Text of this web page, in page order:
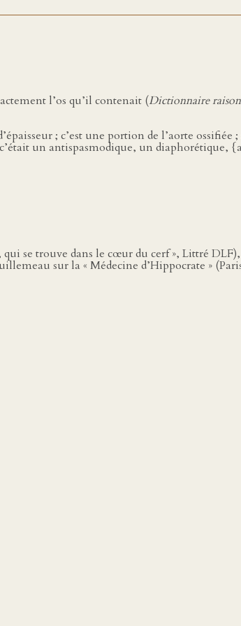
l’os qu’il contenait (Dictionnaire
; c’est une portion de l’aorte
un antispasmodique, un diaphorétique,
se trouve dans le cœur du cerf », Littré
sur la « Médecine d’Hippocrate »